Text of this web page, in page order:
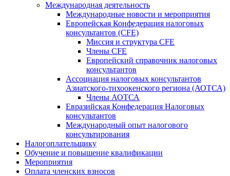
Международная деятельность
Международные новости и мероприятия
Европейская Конфедерация налоговых
консультантов (CFE)
Миссия и структура CFE
Члены CFE
Европейский справочник налоговых
консультантов
Ассоциация налоговых консультантов
Азиатского-тихоокенского региона (АОТСА)
Члены АОТСА
Евразийская Конфедерация Налоговых
консультантов
Международный опыт налогового
консультирования
Налогоплательщику
Обучение и повышение квалификации
Мероприятия
Оплата членских взносов